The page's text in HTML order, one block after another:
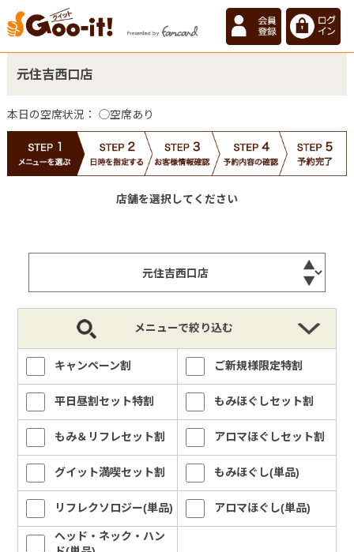
元住吉西口店
本日の空席状況： ◯空席あり
店舗を選択してください
メニューで絞り込む
キャンペーン割 ご新規様限定特割
平日昼割セット特割 もみほぐしセット割
もみ＆リフレセット割 アロマほぐしセット割
グイット満喫セット割 もみほぐし(単品)
リフレクソロジー(単品) アロマほぐし(単品)
ヘッド・ネック・ハン